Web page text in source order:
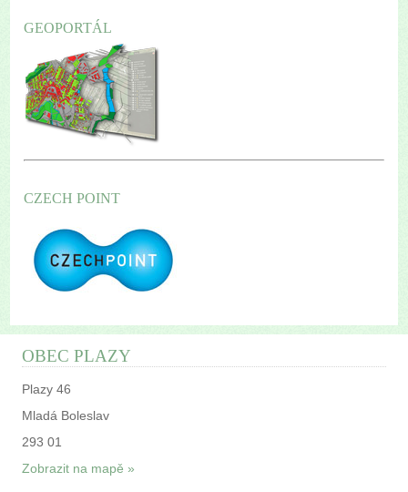
GEOPORTÁL
CZECH POINT
OBEC PLAZY
Plazy 46
Mladá Boleslav
293 01
Zobrazit na mapě »